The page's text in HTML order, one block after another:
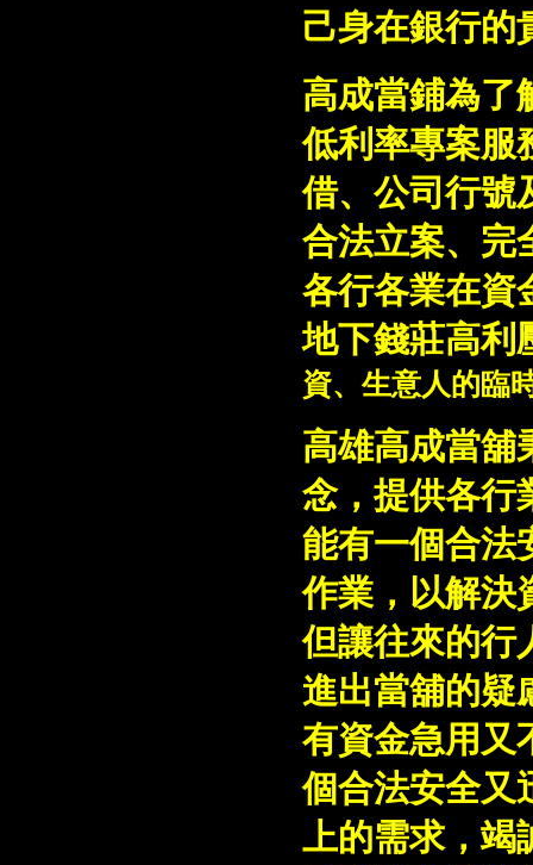
己身在銀行的
高成當鋪為了
低利率專案服
借、公司行號
合法立案、完
各行各業在資
地下錢莊高利
資、生意人的臨
高雄高成當舖
念，提供各行
能有一個合法
作業，以解決
但讓往來的行
進出當舖的疑
有資金急用又
個合法安全又
上的需求，竭